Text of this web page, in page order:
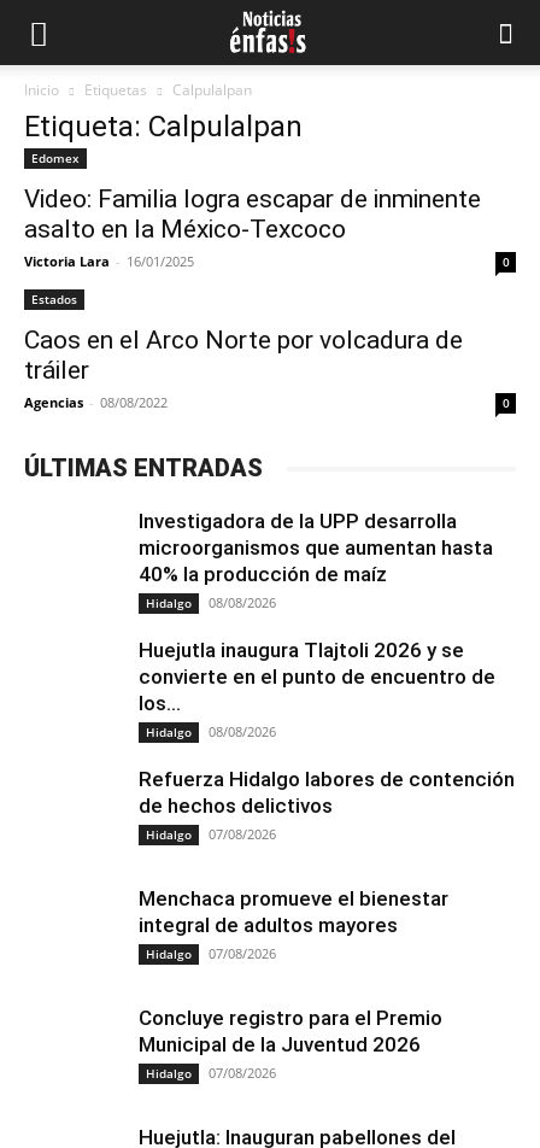
Inicio Etiquetas Calpulalpan
Etiqueta: Calpulalpan
Edomex
Video: Familia logra escapar de inminente
asalto en la México-Texcoco
Victoria Lara - 16/01/2025 0
Estados
Caos en el Arco Norte por volcadura de
tráiler
Agencias - 08/08/2022 0
ÚLTIMAS ENTRADAS
Investigadora de la UPP desarrolla
microorganismos que aumentan hasta
40% la producción de maíz
Hidalgo 08/08/2026
Huejutla inaugura Tlajtoli 2026 y se
convierte en el punto de encuentro de
los...
Hidalgo 08/08/2026
Refuerza Hidalgo labores de contención
de hechos delictivos
Hidalgo 07/08/2026
Menchaca promueve el bienestar
integral de adultos mayores
Hidalgo 07/08/2026
Concluye registro para el Premio
Municipal de la Juventud 2026
Hidalgo 07/08/2026
Huejutla: Inauguran pabellones del